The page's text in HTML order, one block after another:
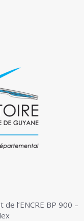
l’ENCRE BP 900 –